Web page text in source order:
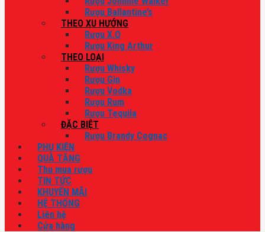
Rượu Ballantine’s
THEO XU HƯỚNG
Rượu X.O
Rượu King Arthur
THEO LOẠI
Rượu Whisky
Rượu Gin
Rượu Vodka
Rượu Rum
Rượu Tequila
ĐẶC BIỆT
Rượu Brandy Cognac
PHỤ KIỆN
QUÀ TẶNG
Thu mua rượu
TIN TỨC
KHUYẾN MÃI
HỆ THỐNG
Liên hệ
Cửa hàng